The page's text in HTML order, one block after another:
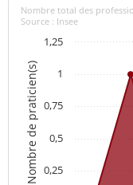
Nombre de praticien(s)
Nombre total des
Source : Insee
0,25
0,5
0,75
1
1,25